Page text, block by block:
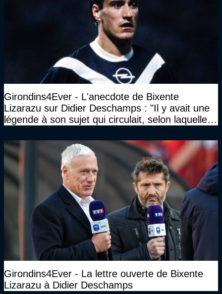
Girondins4Ever - L'anecdote de Bixente
Lizarazu sur Didier Deschamps : "Il y avait une
légende à son sujet qui circulait, selon laquelle il
Girondins4Ever - La lettre ouverte de Bixente
Lizarazu à Didier Deschamps